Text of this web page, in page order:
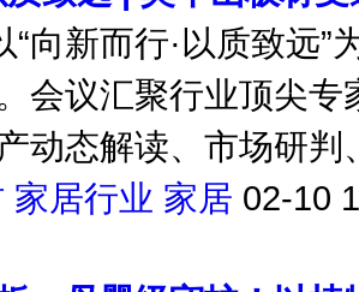
质致远 | 莫干山板材
“向新而行·以质致远
会议汇聚行业顶尖
动态解读、市场研判
家居行业 家居